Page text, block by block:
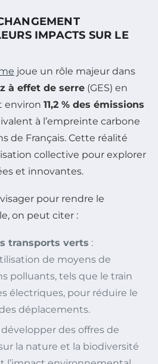
IMPACTS SUR LE
joue un rôle majeur dans
à effet de serre (GES) en
environ 11,2 % des émissions
à l’empreinte carbone
de Français. Cette réalité
collective pour explorer
et innovantes.
pour rendre le
on peut citer :
transports verts :
de moyens de
polluants, tels que le train
électriques, pour réduire le
déplacements.
développer des offres de
la nature et la biodiversité